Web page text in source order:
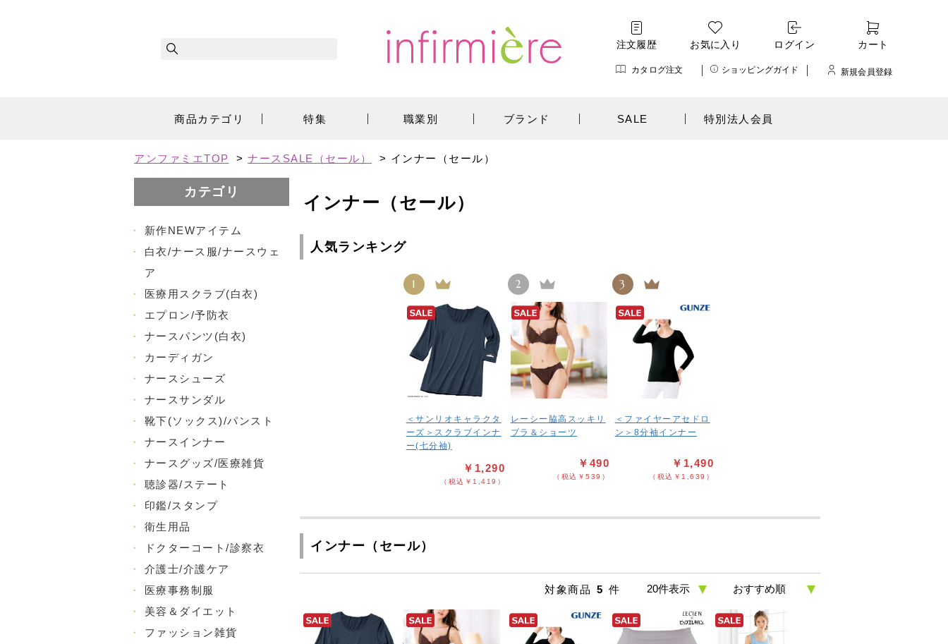
注文履歴 お気に入り ログイン カート
カタログ注文 ショッピングガイド 新規会員登録
商品カテゴリ 特集 職業別 ブランド SALE 特別法人会員
アンファミエTOP > ナースSALE（セール） > インナー（セール）
カテゴリ
・
新作NEWアイテム
・
白衣/ナース服/ナースウェ
ア
・
医療用スクラブ(白衣)
・
エプロン/予防衣
・
ナースパンツ(白衣)
・
カーディガン
・
ナースシューズ
・
ナースサンダル
・
靴下(ソックス)/パンスト
・
ナースインナー
・
ナースグッズ/医療雑貨
・
聴診器/ステート
・
印鑑/スタンプ
・
衛生用品
・
ドクターコート/診察衣
・
介護士/介護ケア
・
医療事務制服
・
美容＆ダイエット
・
ファッション雑貨
インナー（セール）
人気ランキング
1
＜サンリオキャラクタ
ーズ＞スクラブインナ
ー(七分袖)
￥1,290
（税込￥1,419）
2
レーシー脇高スッキリ
ブラ＆ショーツ
￥490
（税込￥539）
3
＜ファイヤーアセドロ
ン＞8分袖インナー
￥1,490
（税込￥1,639）
インナー（セール）
対象商品 5 件